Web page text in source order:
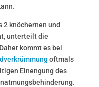
2 knöchernen und
unterteilt die
kommt es bei
oftmals
Einengung des